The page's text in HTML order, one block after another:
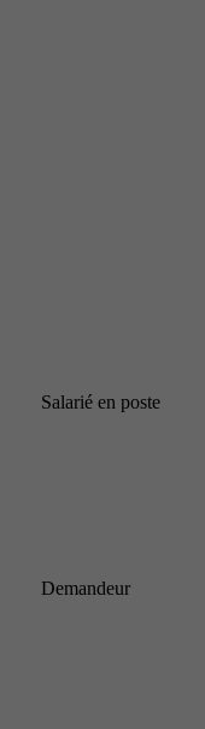
Salarié en poste
Demandeur